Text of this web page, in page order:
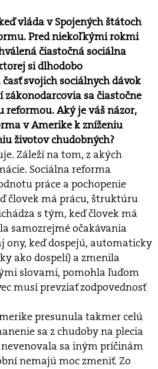
vláda v Spojených štátoch
Pred niekoľkými rokmi
čiastočná sociálna
si dlhodobo
svojich sociálnych dávok
zákonodarcovia sa čiastočne
Aký je váš názor,
v Amerike k zníženiu
životov chudobných?
Záleží na tom, z akých
Sociálna reforma
práce a pochopenie
človek má prácu, štruktúru
s tým, keď človek má
samozrejmé očakávania
ony, keď dospejú, automaticky
ako dospelí) a zmenila
slovami, pomohla ľuďom
musí prevziať zodpovednosť
presunula takmer celú
sa z chudoby na plecia
sa iným príčinám
nemajú moc zmeniť. Zo